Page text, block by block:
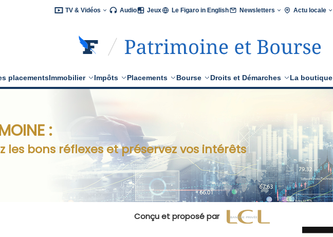
TV & Vidéos Audio Jeux Le Figaro in English Newsletters Actu locale
placementsImmobilier Impôts Placements Bourse Droits et Démarches La boutique
:
les bons réflexes et préservez vos intérêts
Conçu et proposé par